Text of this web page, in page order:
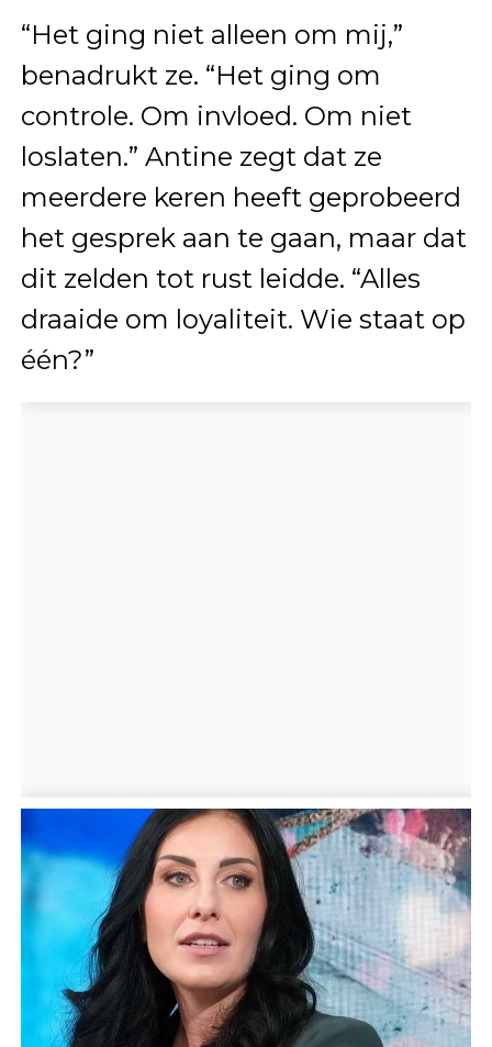
“Het ging niet alleen om mij,”
benadrukt ze. “Het ging om
controle. Om invloed. Om niet
loslaten.” Antine zegt dat ze
meerdere keren heeft geprobeerd
het gesprek aan te gaan, maar dat
dit zelden tot rust leidde. “Alles
draaide om loyaliteit. Wie staat op
één?”